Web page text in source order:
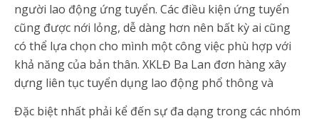
người lao động ứng tuyển. Các điều kiện ứng tuyển
cũng được nới lỏng, dễ dàng hơn nên bất kỳ ai cũng
có thể lựa chọn cho mình một công việc phù hợp với
khả năng của bản thân. XKLĐ Ba Lan đơn hàng xây
dựng liên tục tuyển dụng lao động phổ thông và
Đặc biệt nhất phải kể đến sự đa dạng trong các nhóm